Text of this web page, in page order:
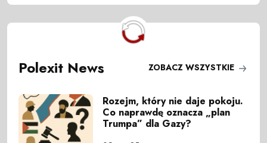
Polexit News ZOBACZ WSZYSTKIE
Rozejm, który nie daje pokoju.
Co naprawdę oznacza „plan
Trumpa” dla Gazy?